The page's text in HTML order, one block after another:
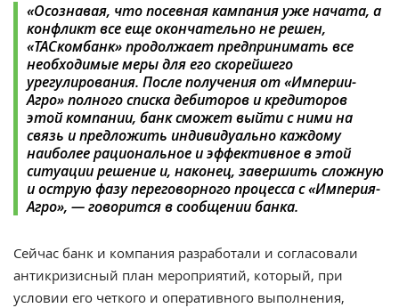
«Осознавая, что посевная кампания уже начата, а
конфликт все еще окончательно не решен,
«ТАСкомбанк» продолжает предпринимать все
необходимые меры для его скорейшего
урегулирования. После получения от «Империи-
Агро» полного списка дебиторов и кредиторов
этой компании, банк сможет выйти с ними на
связь и предложить индивидуально каждому
наиболее рациональное и эффективное в этой
ситуации решение и, наконец, завершить сложную
и острую фазу переговорного процесса с «Империя-
Агро», — говорится в сообщении банка.
Сейчас банк и компания разработали и согласовали
антикризисный план мероприятий, который, при
условии его четкого и оперативного выполнения,